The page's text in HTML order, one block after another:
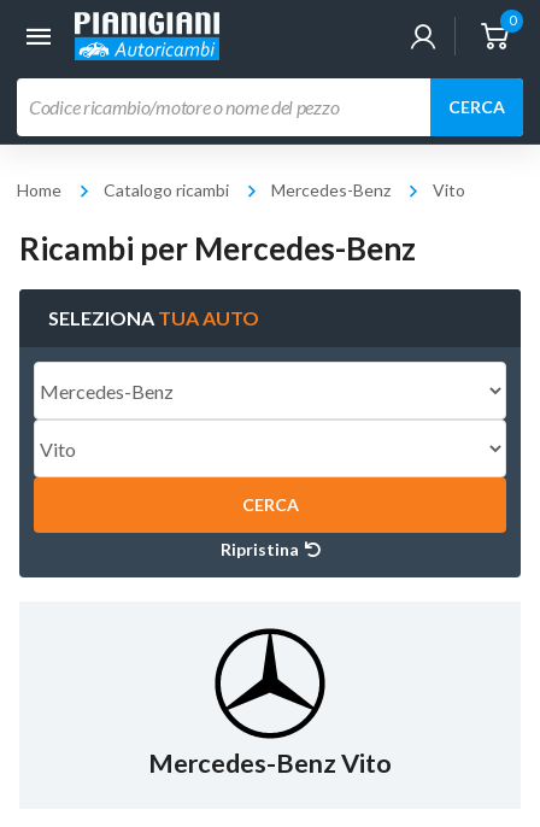
0
prodotti
CERCA
Home Catalogo ricambi Mercedes-Benz Vito
Ricambi per Mercedes-Benz
SELEZIONA TUA AUTO
CERCA
Ripristina
Mercedes-Benz Vito